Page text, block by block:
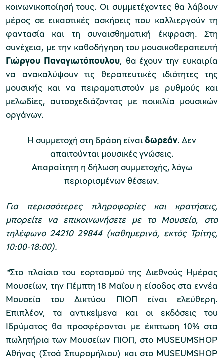
ομάδες
προγράμματα
εισιτήρια
εισιτηρίων
κοινωνικοποίησή τους. Οι συμμετέχοντες θα λάβουν
μέρος σε εικαστικές ασκήσεις που καλλιεργούν τη
φαντασία και τη συναισθηματική έκφραση. Στη
συνέχεια, με την καθοδήγηση του μουσικοθεραπευτή
Γιώργου Παναγιωτόπουλου, θα έχουν την ευκαιρία
να ανακαλύψουν τις θεραπευτικές ιδιότητες της
μουσικής και να πειραματιστούν με ρυθμούς και
μελωδίες, αυτοσχεδιάζοντας με ποικιλία μουσικών
οργάνων.
Η συμμετοχή στη δράση είναιδωρεάν. Δεν
απαιτούνται μουσικές γνώσεις.
Απαραίτητη η δήλωση συμμετοχής, λόγω
περιορισμένων θέσεων.
Για περισσότερες πληροφορίες και κρατήσεις,
μπορείτε να επικοινωνήσετε με το Μουσείο, στο
τηλέφωνο 24210 29844 (καθημερινά, εκτός Τρίτης,
10:00-18:00).
*Στο πλαίσιο του εορτασμού της Διεθνούς Ημέρας
Μουσείων, την Πέμπτη 18 Μαΐου η είσοδος στα εννέα
Μουσεία του Δικτύου ΠΙΟΠ είναι ελεύθερη.
Επιπλέον, τα αντικείμενα και οι εκδόσεις του
Ιδρύματος θα προσφέρονται με έκπτωση 10% στα
πωλητήρια των Μουσείων ΠΙΟΠ, στο MUSEUMSHOP
Αθήνας (Στοά Σπυρομήλιου) και στο MUSEUMSHOP